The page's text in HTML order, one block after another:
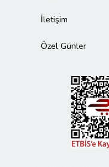
İletişim
Özel Günler